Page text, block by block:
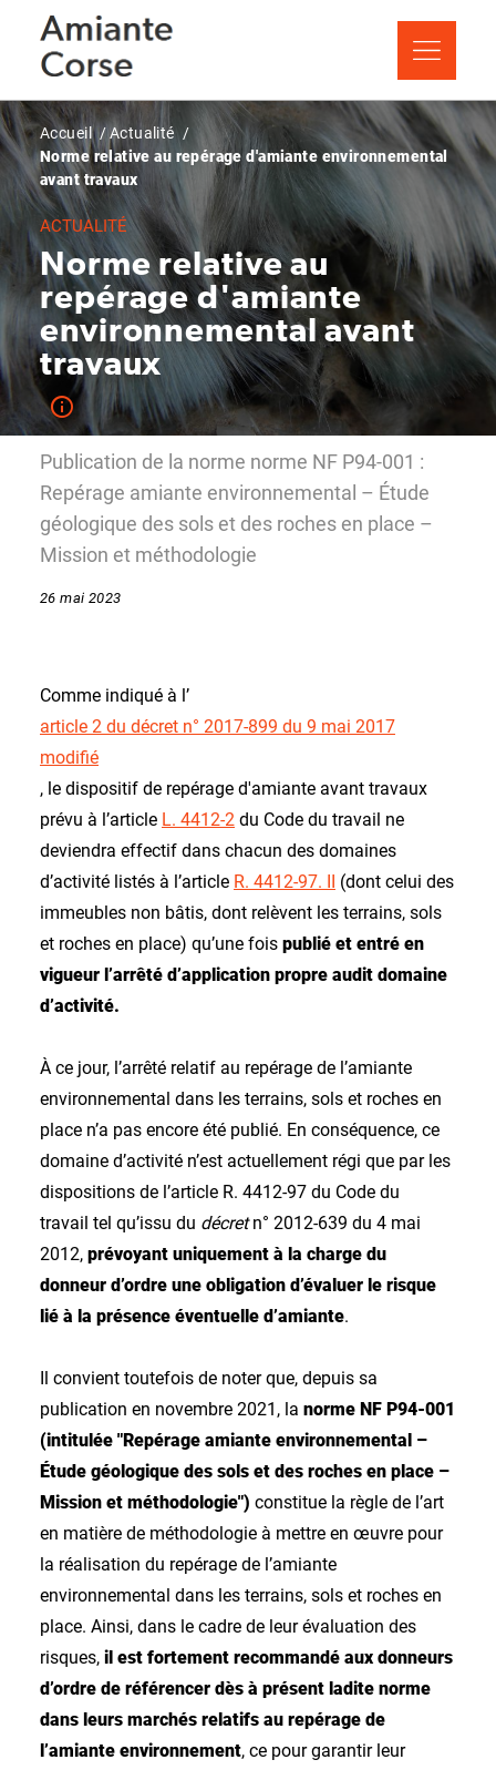
contenu
Fil
d'Ariane
Accueil
Actualité
Norme relative au repérage d'amiante environnemental
avant travaux
ACTUALITÉ
Norme relative au
repérage d'amiante
environnemental avant
travaux
Publication de la norme norme NF P94-001 :
Repérage amiante environnemental – Étude
géologique des sols et des roches en place –
Mission et méthodologie
26 mai 2023
Comme indiqué à l’
article 2 du décret n° 2017-899 du 9 mai 2017
modifié
, le dispositif de repérage d'amiante avant travaux
prévu à l’article L. 4412-2 du Code du travail ne
deviendra effectif dans chacun des domaines
d’activité listés à l’article R. 4412-97. II (dont celui des
immeubles non bâtis, dont relèvent les terrains, sols
et roches en place) qu’une fois publié et entré en
vigueur l’arrêté d’application propre audit domaine
d’activité.
À ce jour, l’arrêté relatif au repérage de l’amiante
environnemental dans les terrains, sols et roches en
place n’a pas encore été publié. En conséquence, ce
domaine d’activité n’est actuellement régi que par les
dispositions de l’article R. 4412-97 du Code du
travail tel qu’issu du décretn° 2012-639 du 4 mai
2012, prévoyant uniquement à la charge du
donneur d’ordre une obligation d’évaluer le risque
lié à la présence éventuelle d’amiante.
Il convient toutefois de noter que, depuis sa
publication en novembre 2021, la norme NF P94-001
(intitulée "Repérage amiante environnemental –
Étude géologique des sols et des roches en place –
Mission et méthodologie") constitue la règle de l’art
en matière de méthodologie à mettre en œuvre pour
la réalisation du repérage de l’amiante
environnemental dans les terrains, sols et roches en
place. Ainsi, dans le cadre de leur évaluation des
risques, il est fortement recommandé aux donneurs
d’ordre de référencer dès à présent ladite norme
dans leurs marchés relatifs au repérage de
l’amiante environnement, ce pour garantir leur
Panneau de gestion des cookies